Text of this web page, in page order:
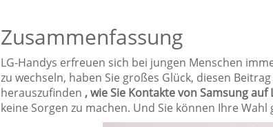
Zusammenfassung
LG-Handys erfreuen sich bei jungen Menschen
zu wechseln, haben Sie großes Glück, diesen
herauszufinden , wie Sie Kontakte von Samsung
keine Sorgen zu machen. Und Sie können Ihre